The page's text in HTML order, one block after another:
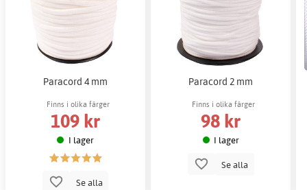
Paracord 4 mm
Finns i olika färger
109 kr
I lager
Se alla
Paracord 2 mm
Finns i olika färger
98 kr
I lager
Se alla